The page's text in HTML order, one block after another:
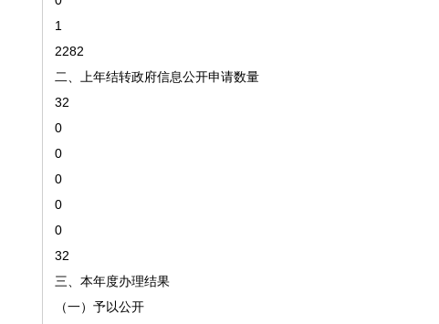
1
2282
二、上年结转政府信息公开申请数量
32
0
0
0
0
0
32
三、本年度办理结果
（一）予以公开